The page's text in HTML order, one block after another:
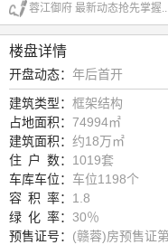
蓉江御府 最新动态抢先掌握
楼盘详情
开盘动态： 年后首开
建筑类型： 框架结构
占地面积： 74994㎡
建筑面积： 约18万㎡
住 户 数： 1019套
车库车位： 车位1198个
容 积 率： 1.8
绿 化 率： 30％
预售证号： (赣蓉)房预售证